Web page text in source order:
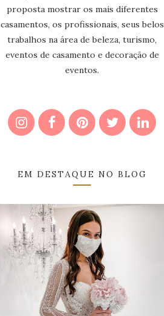
proposta mostrar os mais diferentes
casamentos, os profissionais, seus belos
trabalhos na área de beleza, turismo,
eventos de casamento e decoração de
eventos.
EM DESTAQUE NO BLOG